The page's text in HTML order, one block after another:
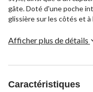
gâte. Doté d'une poche
glissière sur les côtés et
sécurité.
Afficher plus de détails
Caractéristiques